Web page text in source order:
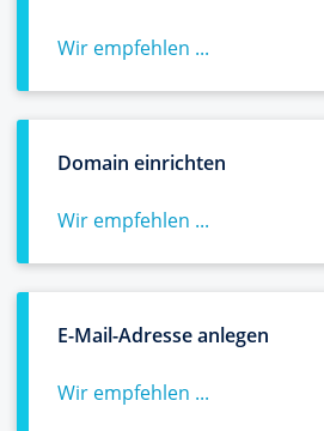
Wir empfehlen ...
Domain einrichten
Wir empfehlen ...
E-Mail-Adresse anlegen
Wir empfehlen ...